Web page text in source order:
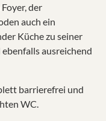
der
auch ein
Küche zu seiner
ausreichend
barrierefrei und
WC.